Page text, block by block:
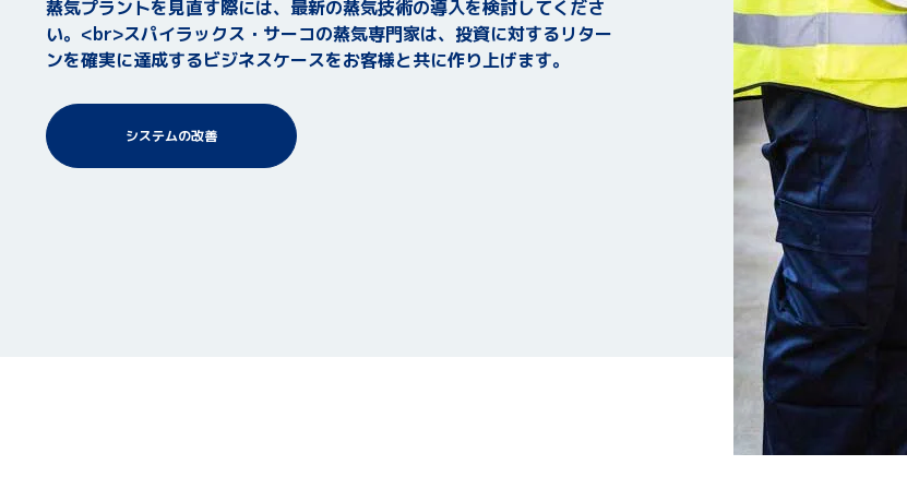
蒸気プラントを見直す際には、最新の蒸気技術の導入を検討してくださ
い。<br>スパイラックス・サーコの蒸気専門家は、投資に対するリター
ンを確実に達成するビジネスケースをお客様と共に作り上げます。
システムの改善